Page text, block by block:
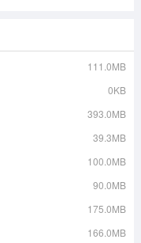
111.0MB
0KB
393.0MB
39.3MB
100.0MB
90.0MB
175.0MB
166.0MB